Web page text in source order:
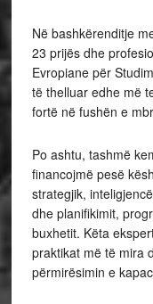
Në bashkërenditje
23 prijës dhe
Evropiane për
të thelluar edhe më
fortë në fushën e
Po ashtu, tashmë
financojmë pesë
strategjik,
dhe planifikimit,
buxhetit. Këta
praktikat më të mira
përmirësimin e